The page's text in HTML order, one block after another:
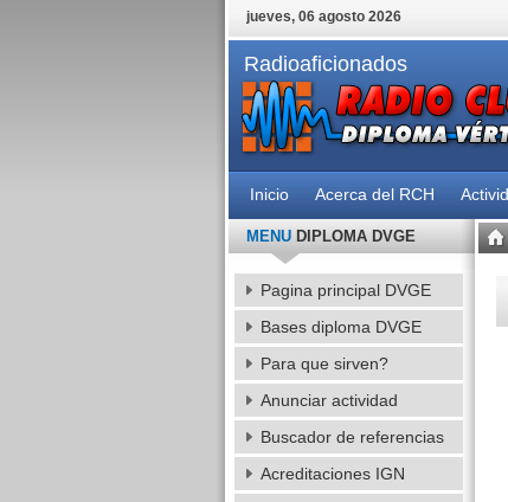
jueves, 06 agosto 2026
Radioaficionados
Inicio Acerca del RCH
MENUDIPLOMA DVGE
Pagina principal DVGE
Bases diploma DVGE
Para que sirven?
Anunciar actividad
Buscador de referencias
Acreditaciones IGN